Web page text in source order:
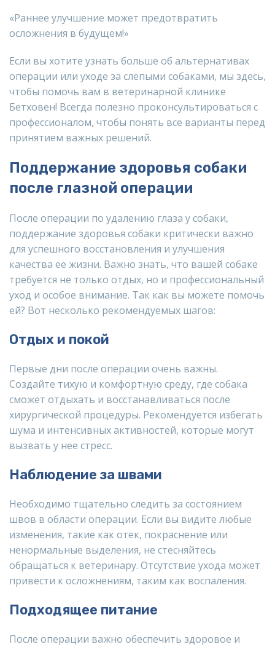
«Раннее улучшение может предотвратить
осложнения в будущем!»
Если вы хотите узнать больше об альтернативах
операции или уходе за слепыми собаками, мы здесь,
чтобы помочь вам в ветеринарной клинике
Бетховен! Всегда полезно проконсультироваться с
профессионалом, чтобы понять все варианты перед
принятием важных решений.
Поддержание здоровья собаки
после глазной операции
После операции по удалению глаза у собаки,
поддержание здоровья собаки критически важно
для успешного восстановления и улучшения
качества ее жизни. Важно знать, что вашей собаке
требуется не только отдых, но и профессиональный
уход и особое внимание. Так как вы можете помочь
ей? Вот несколько рекомендуемых шагов:
Отдых и покой
Первые дни после операции очень важны.
Создайте тихую и комфортную среду, где собака
сможет отдыхать и восстанавливаться после
хирургической процедуры. Рекомендуется избегать
шума и интенсивных активностей, которые могут
вызвать у нее стресс.
Наблюдение за швами
Необходимо тщательно следить за состоянием
швов в области операции. Если вы видите любые
изменения, такие как отек, покраснение или
ненормальные выделения, не стесняйтесь
обращаться к ветеринару. Отсутствие ухода может
привести к осложнениям, таким как воспаления.
Подходящее питание
После операции важно обеспечить здоровое и